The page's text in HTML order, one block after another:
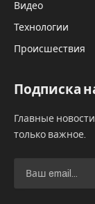
Видео
Технологии
Происшествия
Подписка
Главные
только важное.